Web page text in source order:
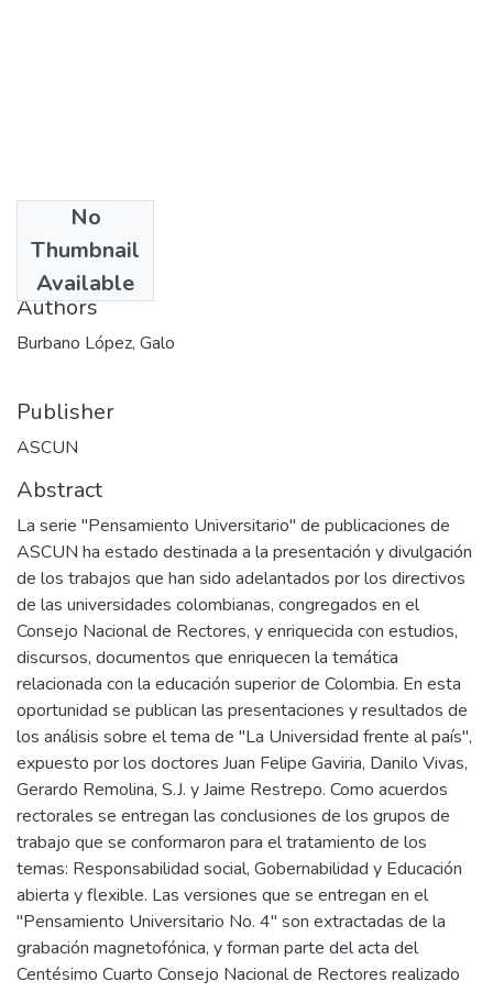
No
Thumbnail
Available
2000
Authors
Burbano López, Galo
Publisher
ASCUN
Abstract
La serie "Pensamiento Universitario" de publicaciones de
ASCUN ha estado destinada a la presentación y divulgación
de los trabajos que han sido adelantados por los directivos
de las universidades colombianas, congregados en el
Consejo Nacional de Rectores, y enriquecida con estudios,
discursos, documentos que enriquecen la temática
relacionada con la educación superior de Colombia. En esta
oportunidad se publican las presentaciones y resultados de
los análisis sobre el tema de "La Universidad frente al país",
expuesto por los doctores Juan Felipe Gaviria, Danilo Vivas,
Gerardo Remolina, S.J. y Jaime Restrepo. Como acuerdos
rectorales se entregan las conclusiones de los grupos de
trabajo que se conformaron para el tratamiento de los
temas: Responsabilidad social, Gobernabilidad y Educación
abierta y flexible. Las versiones que se entregan en el
"Pensamiento Universitario No. 4" son extractadas de la
grabación magnetofónica, y forman parte del acta del
Centésimo Cuarto Consejo Nacional de Rectores realizado